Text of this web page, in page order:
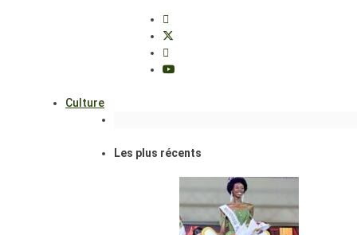
Culture
Les plus récents